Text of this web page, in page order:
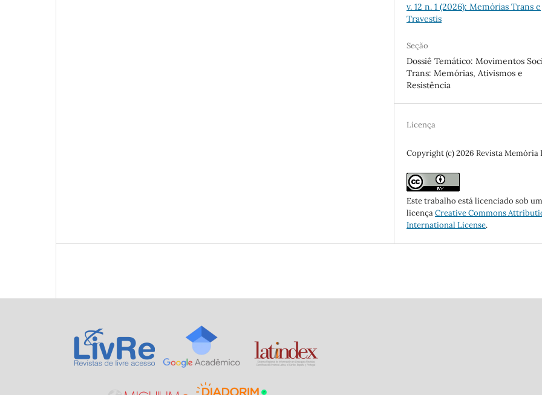
v. 12 n. 1 (2026): Memórias Trans e
Travestis
Seção
Dossiê Temático: Movimentos
Trans: Memórias, Ativismos e
Resistência
Licença
Copyright (c) 2026 Revista Memória
Este trabalho está licenciado sob
licençaCreative Commons
International License.